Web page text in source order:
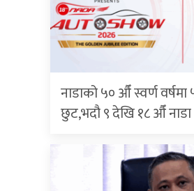
नाडाको ५० औँ स्वर्ण वर्षमा
छुट,भदौ ९ देखि १८ औँ